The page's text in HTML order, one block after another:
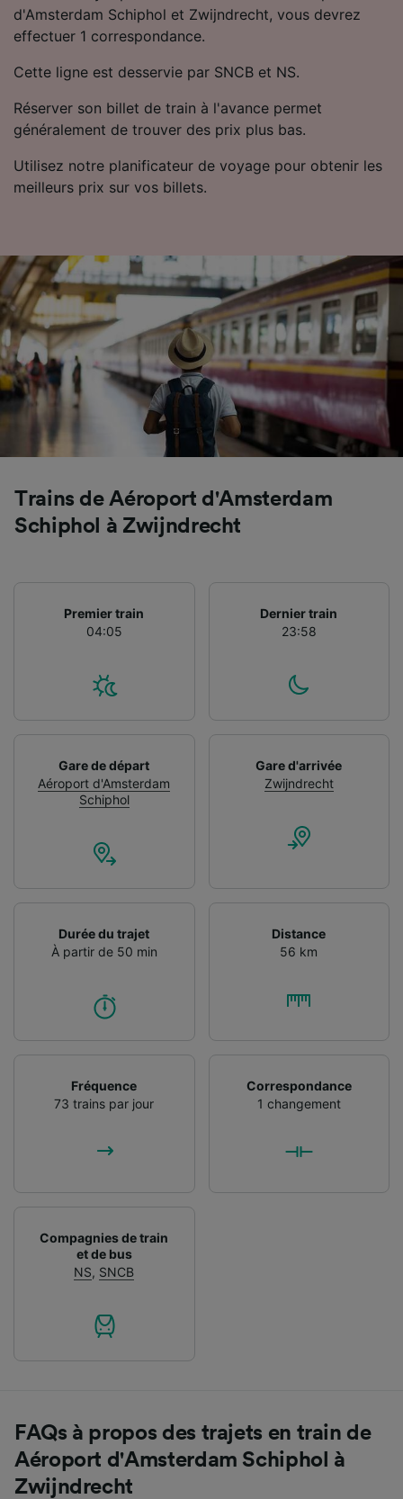
d'Amsterdam Schiphol et Zwijndrecht, vous devrez
effectuer 1 correspondance.
Cette ligne est desservie par SNCB et NS.
Réserver son billet de train à l'avance permet
généralement de trouver des prix plus bas.
Utilisez notre planificateur de voyage pour obtenir les
meilleurs prix sur vos billets.
Trains de Aéroport d'Amsterdam
Schiphol à Zwijndrecht
Premier train
04:05
Dernier train
23:58
Gare de départ
Aéroport d'Amsterdam
Schiphol
Gare d'arrivée
Zwijndrecht
Durée du trajet
À partir de 50 min
Distance
56 km
Fréquence
73 trains par jour
Correspondance
1 changement
Compagnies de train
et de bus
NS, SNCB
FAQs à propos des trajets en train de
Aéroport d'Amsterdam Schiphol à
Zwijndrecht
Utiliser des données de géolocalisation
précises. Analyser activement les
caractéristiques de l’appareil pour
l’identification. Stocker et/ou accéder à des
informations sur un appareil. Publicités et
contenu personnalisés, mesure de
performance des publicités et du contenu,
études d’audience et développement de
services.
Liste de nos partenaires (fournisseurs)